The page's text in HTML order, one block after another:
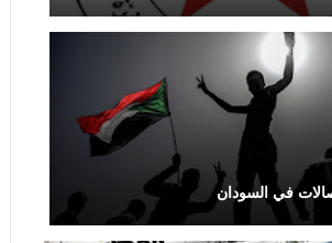
في السودان